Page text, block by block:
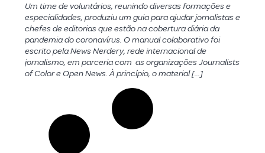
Um time de voluntários, reunindo diversas formações e
especialidades, produziu um guia para ajudar jornalistas e
chefes de editorias que estão na cobertura diária da
pandemia do coronavírus. O manual colaborativo foi
escrito pela News Nerdery, rede internacional de
jornalismo, em parceria com as organizações Journalists
of Color e Open News. À princípio, o material […]